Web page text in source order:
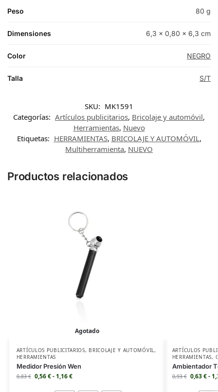
Peso 80 g
Dimensiones 6,3 × 0,80 × 6,3 cm
Color NEGRO
Talla S/T
SKU: MK1591
Categorías: Artículos publicitarios, Bricolaje y automóvil,
Herramientas, Nuevo
Etiquetas: HERRAMIENTAS, BRICOLAJE Y AUTOMÓVIL,
Multiherramienta, NUEVO
Productos relacionados
Agotado
ARTÍCULOS PUBLICITARIOS, BRICOLAJE Y AUTOMÓVIL,
HERRAMIENTAS
Medidor Presión Wen
0,83€ 0,56€- 1,16€
ARTÍCULOS
HERRAMIENTAS,
Ambientador
0,93€ 0,63€-